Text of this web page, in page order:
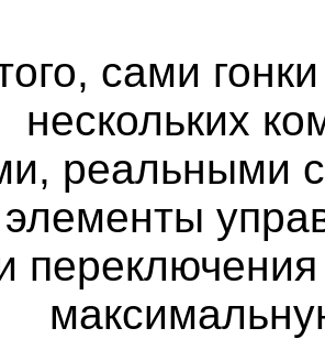
сами
нескольких
реальными
элементы